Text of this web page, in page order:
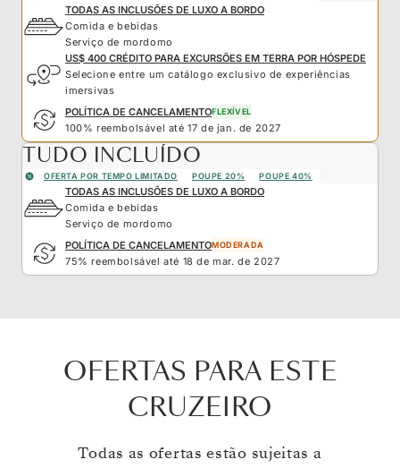
TODAS AS INCLUSÕES DE LUXO A BORDO
Comida e bebidas
Serviço de mordomo
US$ 400 CRÉDITO PARA EXCURSÕES EM TERRA POR HÓSPEDE
Selecione entre um catálogo exclusivo de experiências
imersivas
POLÍTICA DE CANCELAMENTOFLEXÍVEL
100% reembolsável até 17 de jan. de 2027
TUDO INCLUÍDO
OFERTA POR TEMPO LIMITADO POUPE 20% POUPE 40%
TODAS AS INCLUSÕES DE LUXO A BORDO
Comida e bebidas
Serviço de mordomo
POLÍTICA DE CANCELAMENTOMODERADA
75% reembolsável até 18 de mar. de 2027
OFERTAS PARA ESTE
CRUZEIRO
Todas as ofertas estão sujeitas a